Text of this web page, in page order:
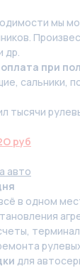
мы
др.
оплата при
сальники,
тысячи
руб
авто
в одном
для